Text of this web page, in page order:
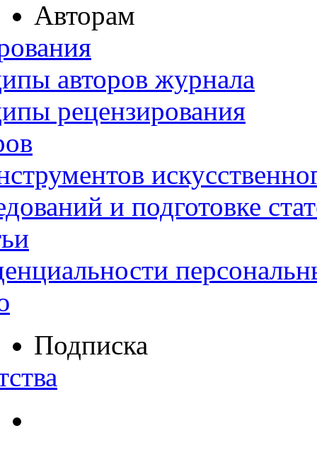
Авторам
авторов журнала
рецензирования
и подготовке
Подписка